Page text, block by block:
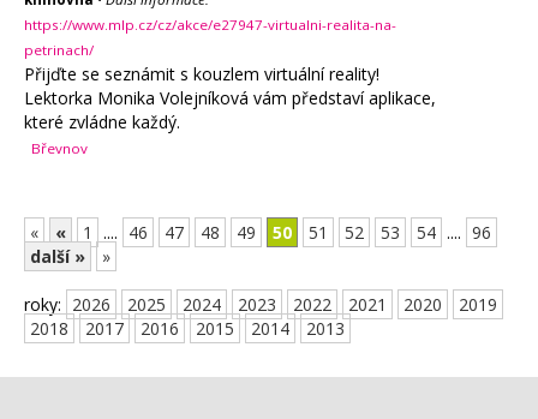
https://www.mlp.cz/cz/akce/e27947-virtualni-realita-na-
petrinach/
Přijďte se seznámit s kouzlem virtuální reality!
Lektorka Monika Volejníková vám představí aplikace,
které zvládne každý.
Břevnov
« « 1 .... 46 47 48 49 50 51 52 53 54 .... 96
další »
»
roky: 2026 2025 2024 2023 2022 2021 2020
2019
2018
2017 2016 2015 2014 2013